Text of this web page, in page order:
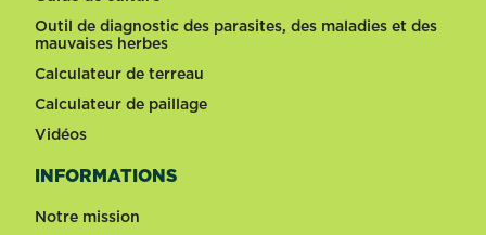
Outil de diagnostic des parasites, des maladies et des
mauvaises herbes
Calculateur de terreau
Calculateur de paillage
Vidéos
INFORMATIONS
Notre mission